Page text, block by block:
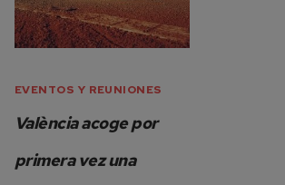
EVENTOS Y REUNIONES
València acoge por
primera vez una